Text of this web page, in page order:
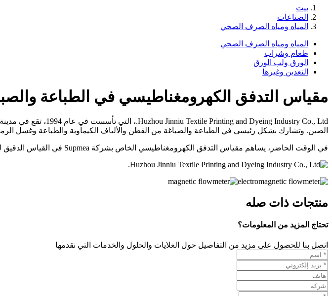
بيت
الصناعات
المياه ومياه الصرف الصحي
المياه ومياه الصرف الصحي
طعام وشراب
الورق ولب الورق
التعدين وغيرها
مقياس التدفق الكهرومغناطيسي في الطباعة
الصين. وتشارك بشكل رئيسي في الطباعة والصباغة من القطن والألياف الكيماوية والطباعة وغسل
في الوقت الحاضر، يساهم مقياس التدفق الكهرومغناطيسي الخاص بشركة Supmea في القياس الدقيق لمياه الصرف الصحي للطباعة والصباغة في المصنع ومتطلبات مراقبة البيانات الذكية.
منتجات ذات صله
تحتاج المزيد من المعلومات؟
اتصل بنا للحصول على مزيد من التفاصيل حول الغلايات والحلول والخدمات التي نقدمها